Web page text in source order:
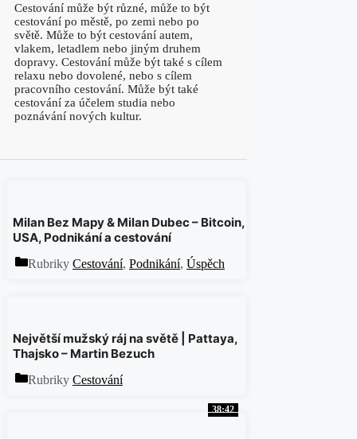
Cestování může být různé, může to být
cestování po městě, po zemi nebo po
světě. Může to být cestování autem,
vlakem, letadlem nebo jiným druhem
dopravy. Cestování může být také s cílem
relaxu nebo dovolené, nebo s cílem
pracovního cestování. Může být také
cestování za účelem studia nebo
poznávání nových kultur.
38:42
Milan Bez Mapy & Milan Dubec – Bitcoin,
USA, Podnikání a cestování
Rubriky Cestování, Podnikání, Úspěch
Největší mužský ráj na světě | Pattaya,
Thajsko – Martin Bezuch
Rubriky Cestování